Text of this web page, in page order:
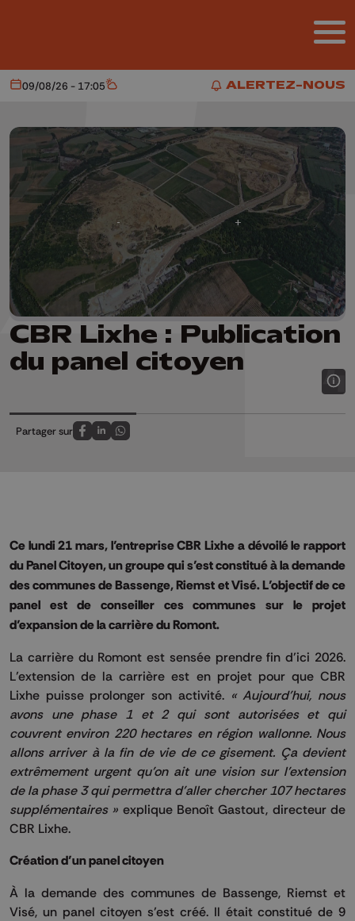
ALERTEZ-NOUS
ALERTEZ-NOUS
Aujourd'hui
09/08/26 - 17:05 Météo
CBR Lixhe : Publication
du panel citoyen
Partager sur
Partagez sur FaceBook
Partagez sur LinkedIn
Partagez sur Whatsapp
Ce lundi 21 mars, l’entreprise CBR Lixhe a dévoilé le rapport
du Panel Citoyen, un groupe qui s’est constitué à la demande
des communes de Bassenge, Riemst et Visé. L’objectif de ce
panel est de conseiller ces communes sur le projet
d’expansion de la carrière du Romont.
La carrière du Romont est sensée prendre fin d’ici 2026.
L’extension de la carrière est en projet pour que CBR
Lixhe puisse prolonger son activité. « Aujourd’hui, nous
avons une phase 1 et 2 qui sont autorisées et qui
couvrent environ 220 hectares en région wallonne. Nous
allons arriver à la fin de vie de ce gisement. Ça devient
extrêmement urgent qu’on ait une vision sur l’extension
de la phase 3 qui permettra d’aller chercher 107 hectares
supplémentaires » explique Benoît Gastout, directeur de
CBR Lixhe.
Création d’un panel citoyen
À la demande des communes de Bassenge, Riemst et
Visé, un panel citoyen s’est créé. Il était constitué de 9